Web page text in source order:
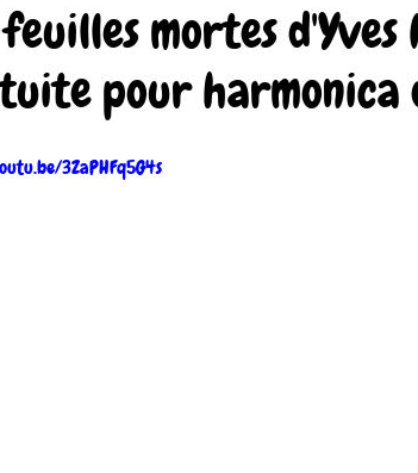
mortes
pour harmonica
3ZaPHFq5G4s